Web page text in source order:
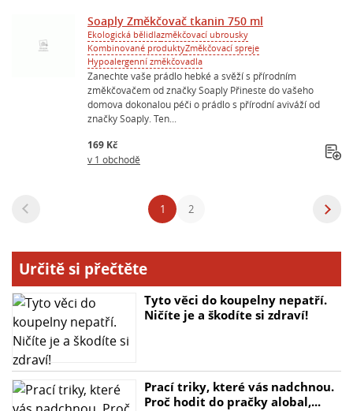
Soaply Změkčovač tkanin 750 ml
Ekologická bělidlazměkčovací ubrousky
Kombinované produktyZměkčovací spreje
Hypoalergenní změkčovadla
Zanechte vaše prádlo hebké a svěží s přírodním
změkčovačem od značky Soaply Přineste do vašeho
domova dokonalou péči o prádlo s přírodní aviváží od
značky Soaply. Ten...
169 Kč
v 1 obchodě
1 2
Určitě si přečtěte
Tyto věci do koupelny nepatří.
Ničíte je a škodíte si zdraví!
Prací triky, které vás nadchnou.
Proč hodit do pračky alobal,...